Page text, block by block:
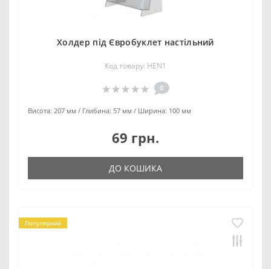
Холдер під Євробуклет настільний
Код товару: HEN1
0
Висота: 207 мм Глибина: 57 мм Ширина: 100 мм
69 грн.
ДО КОШИКА
Популярний